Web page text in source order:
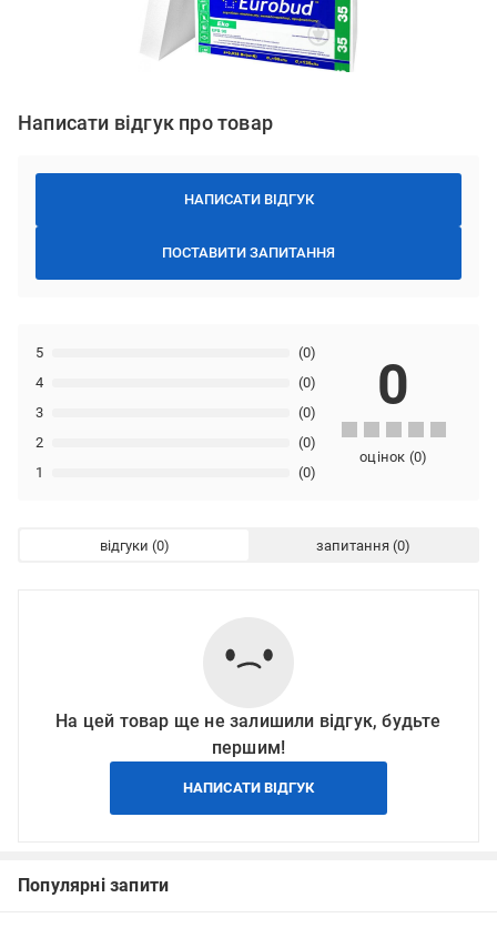
Написати відгук про товар
НАПИСАТИ ВІДГУК
ПОСТАВИТИ ЗАПИТАННЯ
1 (0)
2 (0)
3 (0)
4 (0)
5 (0)
0
оцінок (0)
відгуки запитання
На цей товар ще не залишили відгук, будьте
першим!
НАПИСАТИ ВІДГУК
Популярні запити